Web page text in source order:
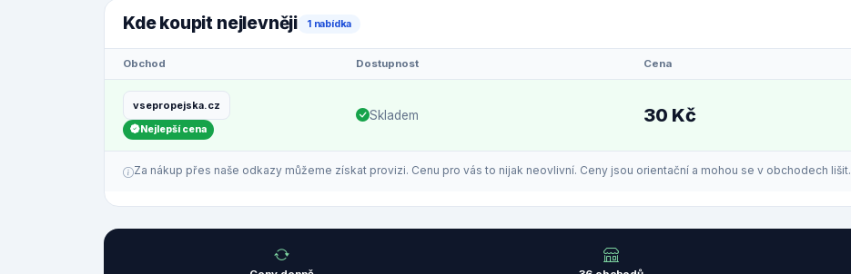
Kde koupit nejlevněji 1 nabídka
Obchod Dostupnost Cena
vsepropejska.cz
Nejlepší cena
Skladem 30 Kč
Za nákup přes naše odkazy můžeme získat provizi. Cenu pro vás to nijak neovlivní. Ceny jsou orientační a mohou se v obchodech lišit.